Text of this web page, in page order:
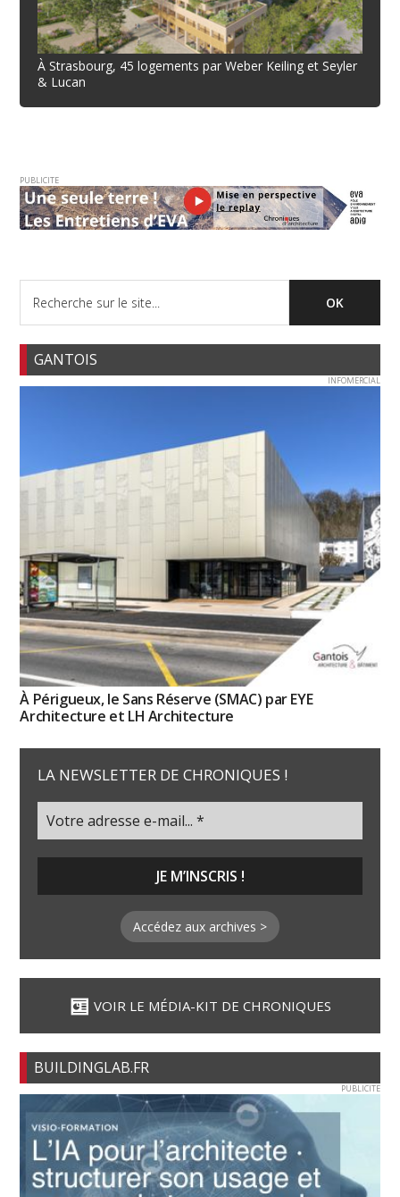
À Strasbourg, 45 logements par Weber Keiling et Seyler
& Lucan
PUBLICITE
GANTOIS
INFOMERCIAL
À Périgueux, le Sans Réserve (SMAC) par EYE
Architecture et LH Architecture
LA NEWSLETTER DE CHRONIQUES !
Accédez aux archives >
VOIR LE MÉDIA-KIT DE CHRONIQUES
BUILDINGLAB.FR
PUBLICITE